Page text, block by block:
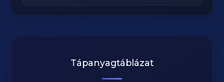
Tápanyagtáblázat